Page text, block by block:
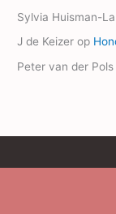
Sylvia Huisman-
J de Keizer op
Peter van der Pols